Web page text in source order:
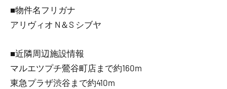
■物件名フリガナ
アリヴィオ N＆S シブヤ
■近隣周辺施設情報
マルエツプチ鶯谷町店まで約160m
東急プラザ渋谷まで約410m